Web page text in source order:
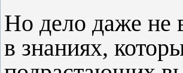
Но дело даже не
в знаниях,